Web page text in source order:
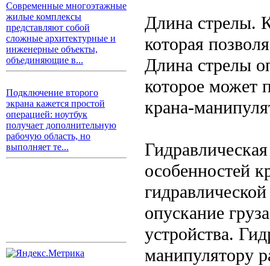
Современные многоэтажные
жилые комплексы
представляют собой
сложные архитектурные и
инженерные объекты,
объединяющие в...
Подключение второго
экрана кажется простой
операцией: ноутбук
получает дополнительную
рабочую область, но
выполняет те...
Длина стрелы.
которая
Длина стрелы
которое может
крана-
особенностей
опускание
устройства.
манипулятору